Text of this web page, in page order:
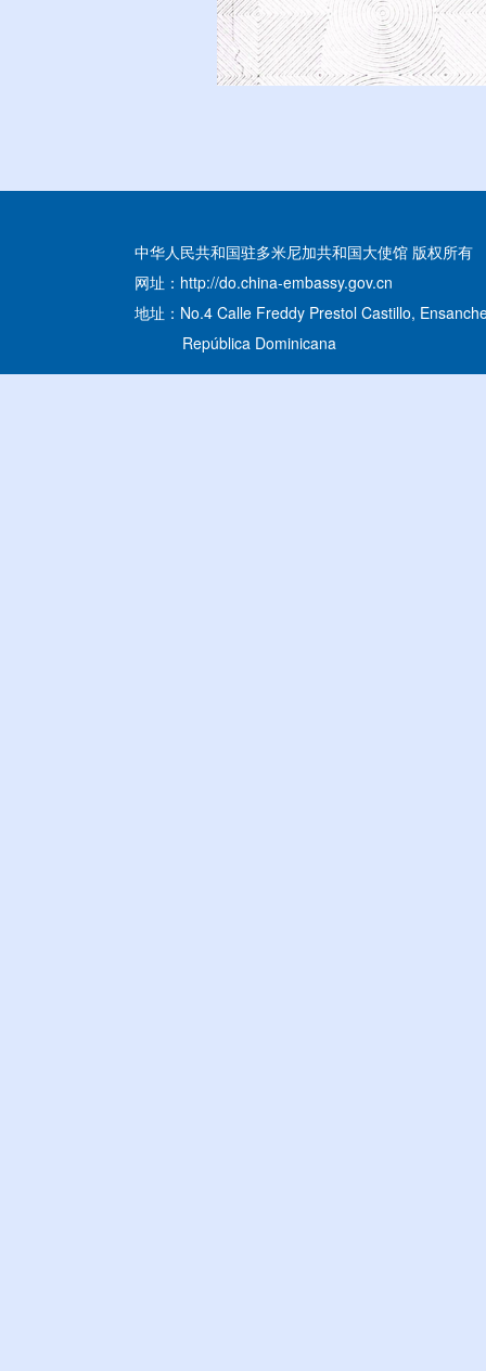
中华人民共和国驻多米尼加共和国大使馆 版权所有
网址：http://do.china-embassy.gov.cn
地址：No.4 Calle Freddy Prestol Castillo,
República Dominicana